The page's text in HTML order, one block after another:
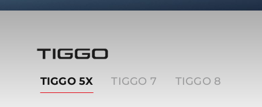
Tiggo
TIGGO 5X TIGGO 7 TIGGO 8